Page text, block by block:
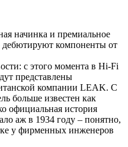
начинка и премиальное
дебютируют компоненты от
с этого момента в Hi-Fi
представлены
компании LEAK. С
больше известен как
официальная история
аж в 1934 году – понятно,
у фирменных инженеров